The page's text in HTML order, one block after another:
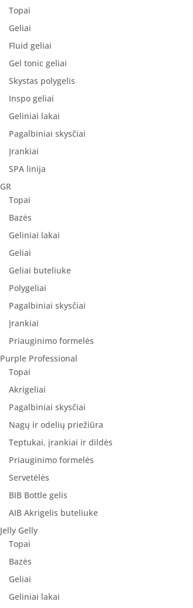
Topai
Geliai
Fluid geliai
Gel tonic geliai
Skystas polygelis
Inspo geliai
Geliniai lakai
Pagalbiniai skysčiai
Įrankiai
SPA linija
GR
Topai
Bazės
Geliniai lakai
Geliai
Geliai buteliuke
Polygeliai
Pagalbiniai skysčiai
Įrankiai
Priauginimo formelės
Purple Professional
Topai
Akrigeliai
Pagalbiniai skysčiai
Nagų ir odelių priežiūra
Teptukai, įrankiai ir dildės
Priauginimo formelės
Servetėlės
BIB Bottle gelis
AIB Akrigelis buteliuke
Jelly Gelly
Topai
Bazės
Geliai
Geliniai lakai